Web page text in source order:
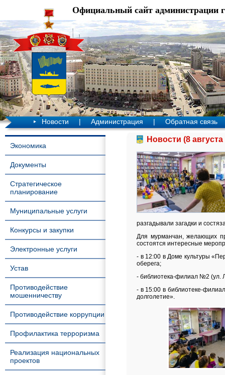
Официальный сайт администрации
Новости | Администрация | Обратная связь
Экономика
Документы
Стратегическое
планирование
Муниципальные услуги
Конкурсы и закупки
Электронные услуги
Устав
Противодействие
мошенничеству
Противодействие коррупции
Профилактика терроризма
Реализация национальных
проектов
Новости (8 августа
разгадывали загадки и
Для мурманчан, желающих
состоятся интересные
- в 12:00 в Доме культуры
оберега;
- библиотека-филиал №2 (ул.
- в 15:00 в библиотеке-
долголетие».